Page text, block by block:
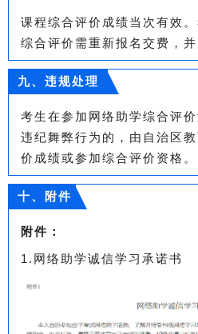
课程综合评价成绩当次有效
综合评价需重新报名交费，并
九、违规处理
考生在参加网络助学综合评
违纪舞弊行为的，由自治区
价成绩或参加综合评价资格。
十、附件
附件：
1.网络助学诚信学习承诺书